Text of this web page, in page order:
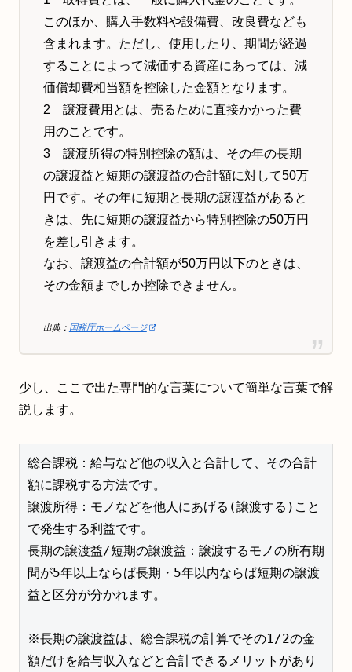
このほか、購入手数料や設備費、改良費なども
含まれます。ただし、使用したり、期間が経過
することによって減価する資産にあっては、減
価償却費相当額を控除した金額となります。
2 譲渡費用とは、売るために直接かかった費
用のことです。
3 譲渡所得の特別控除の額は、その年の長期
の譲渡益と短期の譲渡益の合計額に対して50万
円です。その年に短期と長期の譲渡益があると
きは、先に短期の譲渡益から特別控除の50万円
を差し引きます。
なお、譲渡益の合計額が50万円以下のときは、
その金額までしか控除できません。
出典： 国税庁ホームページ
少し、ここで出た専門的な言葉について簡単な言葉で解
説します。
総合課税：給与など他の収入と合計して、その合計
額に課税する方法です。
譲渡所得：モノなどを他人にあげる(譲渡する)こと
で発生する利益です。
長期の譲渡益/短期の譲渡益：譲渡するモノの所有期
間が5年以上ならば長期・5年以内ならば短期の譲渡
益と区分が分かれます。
※長期の譲渡益は、総合課税の計算でその1/2の金
額だけを給与収入などと合計できるメリットがあり